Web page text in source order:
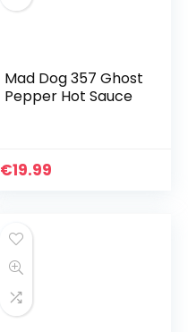
Mad Dog 357 Ghost
Pepper Hot Sauce
€19.99